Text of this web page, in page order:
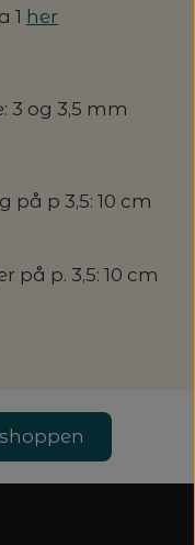
1 her
3 og 3,5 mm
p 3,5: 10 cm
på p. 3,5: 10 cm